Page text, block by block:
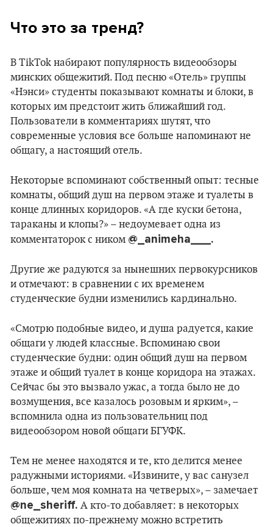
Что это за тренд?
В TikTok набирают популярность видеообзоры
минских общежитий. Под песню «Отель» группы
«Нэнси» студенты показывают комнаты и блоки, в
которых им предстоит жить ближайший год.
Пользователи в комментариях шутят, что
современные условия все больше напоминают не
общагу, а настоящий отель.
Некоторые вспоминают собственный опыт: тесные
комнаты, общий душ на первом этаже и туалеты в
конце длинных коридоров. «А где куски бетона,
тараканы и клопы?» – недоумевает одна из
комментаторок с ником @_animeha___.
Другие же радуются за нынешних первокурсников
и отмечают: в сравнении с их временем
студенческие будни изменились кардинально.
«Смотрю подобные видео, и душа радуется, какие
общаги у людей классные. Вспоминаю свои
студенческие будни: один общий душ на первом
этаже и общий туалет в конце коридора на этажах.
Сейчас бы это вызвало ужас, а тогда было не до
возмущения, все казалось розовым и ярким», –
вспомнила одна из пользовательниц под
видеообзором новой общаги БГУФК.
Тем не менее находятся и те, кто делится менее
радужными историями. «Извините, у вас санузел
больше, чем моя комната на четверых», – замечает
@ne_sheriff. А кто-то добавляет: в некоторых
общежитиях по-прежнему можно встретить